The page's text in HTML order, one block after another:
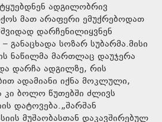
ადგილობრივ
მათ არაფერი ემუქრებოდათ
დარჩენილიყვნენ
განაცხადა სოზარ სუბარმა.მისი
ნაწილმა მართლაც დაუჯერა
დარჩა ადგილზე, რის
ადამიანი იქნა მოკლული,
კი ბოლო წუთებში ძლივს
დატოვება.„შარშან
მუშაობასთან დაკავშირებულ